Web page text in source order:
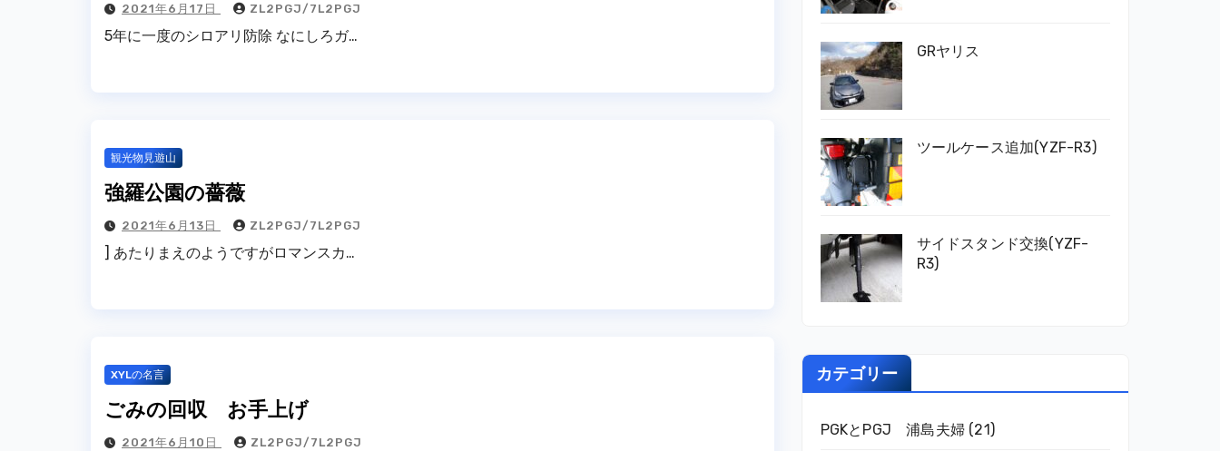
2021年6月17日 ZL2PGJ/7L2PGJ
5年に一度のシロアリ防除 なにしろガ…
観光物見遊山
強羅公園の薔薇
2021年6月13日 ZL2PGJ/7L2PGJ
] あたりまえのようですがロマンスカ…
XYLの名言
ごみの回収 お手上げ
2021年6月10日 ZL2PGJ/7L2PGJ
GRヤリス
ツールケース追加(YZF-R3)
サイドスタンド交換(YZF-
R3)
カテゴリー
PGKとPGJ 浦島夫婦 (21)